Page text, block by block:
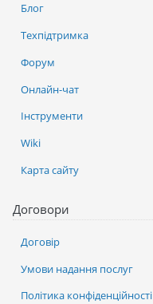
Блог
Техпідтримка
Форум
Онлайн-чат
Інструменти
Wiki
Карта сайту
Договори
Договір
Умови надання послуг
Політика конфіденційності